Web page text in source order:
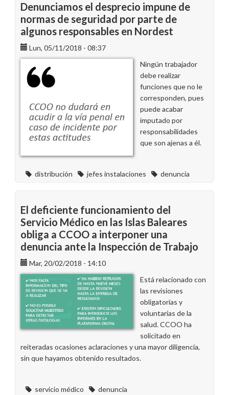
candidaturas
de
CCOO
desaparecen
de
anuncios
de
Madrid
Denunciamos el desprecio impune de
normas de seguridad por parte de
algunos responsables en Nordest
Lun, 05/11/2018 - 08:37
Ningún trabajador
debe realizar
funciones que no le
corresponden, pues
puede acabar
imputado por
responsabilidades
que son ajenas a él.
distribución jefes instalaciones denuncia
El deficiente funcionamiento del
Servicio Médico en las Islas Baleares
obliga a CCOO a interponer una
denuncia ante la Inspección de Trabajo
Mar, 20/02/2018 - 14:10
Está relacionado con
las revisiones
obligatorias y
voluntarias de la
salud. CCOO ha
solicitado en
reiteradas ocasiones aclaraciones y una mayor diligencia,
sin que hayamos obtenido resultados.
servicio médico
denuncia